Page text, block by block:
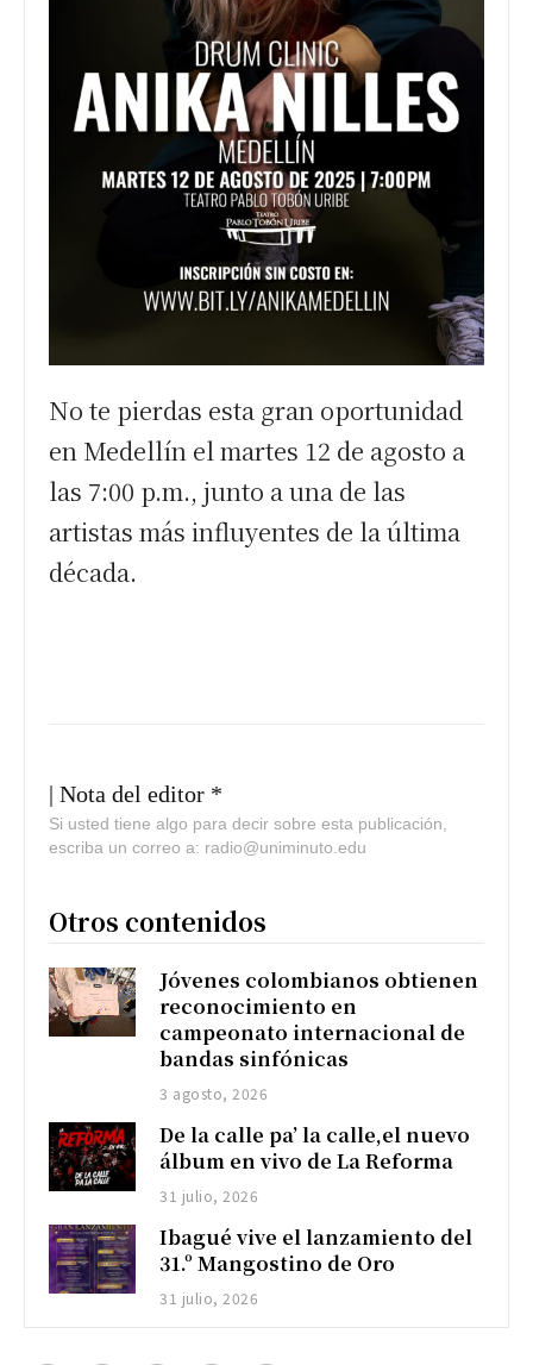
No te pierdas esta gran oportunidad
en Medellín el martes 12 de agosto a
las 7:00 p.m., junto a una de las
artistas más influyentes de la última
década.
| Nota del editor *
Si usted tiene algo para decir sobre esta publicación,
escriba un correo a: radio@uniminuto.edu
Otros contenidos
Jóvenes colombianos obtienen
reconocimiento en
campeonato internacional de
bandas sinfónicas
3 agosto, 2026
De la calle pa’ la calle,el nuevo
álbum en vivo de La Reforma
31 julio, 2026
Ibagué vive el lanzamiento del
31.º Mangostino de Oro
31 julio, 2026